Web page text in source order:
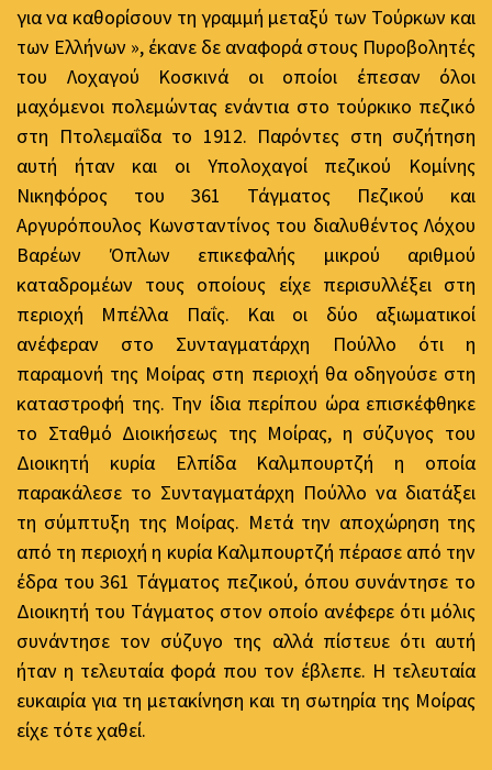
για να καθορίσουν τη γραμμή μεταξύ των Τούρκων και
των Ελλήνων », έκανε δε αναφορά στους Πυροβολητές
του Λοχαγού Κοσκινά οι οποίοι έπεσαν όλοι
μαχόμενοι πολεμώντας ενάντια στο τούρκικο πεζικό
στη Πτολεμαΐδα το 1912. Παρόντες στη συζήτηση
αυτή ήταν και οι Υπολοχαγοί πεζικού Κομίνης
Νικηφόρος του 361 Τάγματος Πεζικού και
Αργυρόπουλος Κωνσταντίνος του διαλυθέντος Λόχου
Βαρέων Όπλων επικεφαλής μικρού αριθμού
καταδρομέων τους οποίους είχε περισυλλέξει στη
περιοχή Μπέλλα Παΐς. Και οι δύο αξιωματικοί
ανέφεραν στο Συνταγματάρχη Πούλλο ότι η
παραμονή της Μοίρας στη περιοχή θα οδηγούσε στη
καταστροφή της. Την ίδια περίπου ώρα επισκέφθηκε
το Σταθμό Διοικήσεως της Μοίρας, η σύζυγος του
Διοικητή κυρία Ελπίδα Καλμπουρτζή η οποία
παρακάλεσε το Συνταγματάρχη Πούλλο να διατάξει
τη σύμπτυξη της Μοίρας. Μετά την αποχώρηση της
από τη περιοχή η κυρία Καλμπουρτζή πέρασε από την
έδρα του 361 Τάγματος πεζικού, όπου συνάντησε το
Διοικητή του Τάγματος στον οποίο ανέφερε ότι μόλις
συνάντησε τον σύζυγο της αλλά πίστευε ότι αυτή
ήταν η τελευταία φορά που τον έβλεπε. Η τελευταία
ευκαιρία για τη μετακίνηση και τη σωτηρία της Μοίρας
είχε τότε χαθεί.